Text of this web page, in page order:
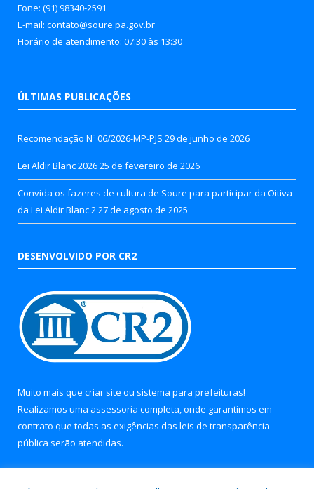
Fone: (91) 98340-2591
E-mail: contato@soure.pa.gov.br
Horário de atendimento: 07:30 às 13:30
ÚLTIMAS PUBLICAÇÕES
Recomendação Nº 06/2026-MP-PJS 29 de junho de 2026
Lei Aldir Blanc 202625 de fevereiro de 2026
Convida os fazeres de cultura de Soure para participar da Oitiva
da Lei Aldir Blanc 2 27 de agosto de 2025
DESENVOLVIDO POR CR2
Muito mais que criar site ou sistema para prefeituras!
Realizamos uma assessoria completa, onde garantimos em
contrato que todas as exigências das leis de transparência
pública serão atendidas.